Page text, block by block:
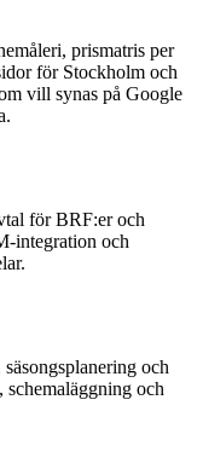
prismatris per
för Stockholm och
vill synas på Google
för BRF:er och
integration och
och
och